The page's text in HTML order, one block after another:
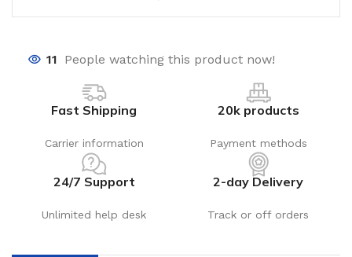
11 People watching this product now!
Fast Shipping
Carrier information
20k products
Payment methods
24/7 Support
Unlimited help desk
2-day Delivery
Track or off orders